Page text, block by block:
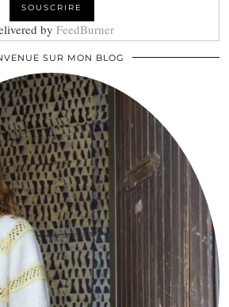
by FeedBurner
SUR MON BLOG